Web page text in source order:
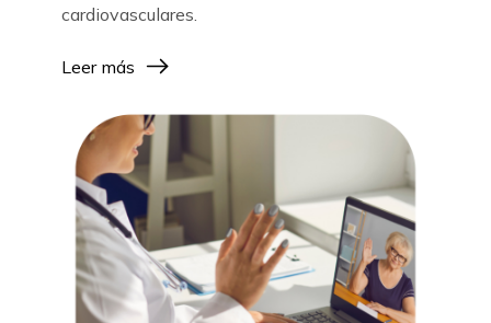
cardiovasculares.
Leer más